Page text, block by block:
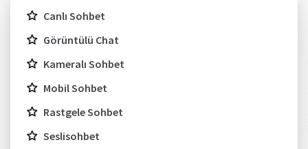
Canlı Sohbet
Görüntülü Chat
Kameralı Sohbet
Mobil Sohbet
Rastgele Sohbet
Seslisohbet